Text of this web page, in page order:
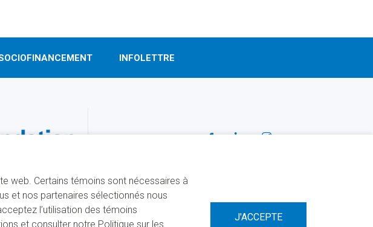
INFOLETTRE
SUIVEZ-NOUS!
web. Certains témoins sont nécessaires à
et nos partenaires sélectionnés nous
l’utilisation des témoins
et consulter notre Politique sur les